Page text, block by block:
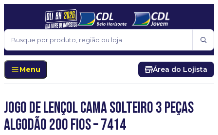
Pular para o conteúdo
Buscar
Menu Área do Lojista
Jogo de Lençol Cama Solteiro 3 Peças
Algodão 200 Fios – 7414